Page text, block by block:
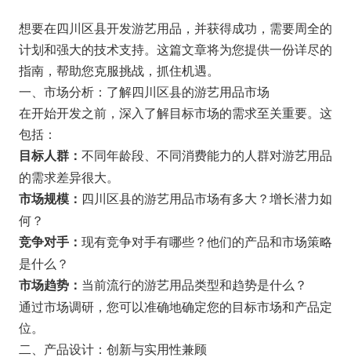
想要在四川区县开发游艺用品，并获得成功，需要周全的
计划和强大的技术支持。这篇文章将为您提供一份详尽的
指南，帮助您克服挑战，抓住机遇。
一、市场分析：了解四川区县的游艺用品市场
在开始开发之前，深入了解目标市场的需求至关重要。这
包括：
目标人群： 不同年龄段、不同消费能力的人群对游艺用品
的需求差异很大。
市场规模： 四川区县的游艺用品市场有多大？增长潜力如
何？
竞争对手： 现有竞争对手有哪些？他们的产品和市场策略
是什么？
市场趋势： 当前流行的游艺用品类型和趋势是什么？
通过市场调研，您可以准确地确定您的目标市场和产品定
位。
二、产品设计：创新与实用性兼顾